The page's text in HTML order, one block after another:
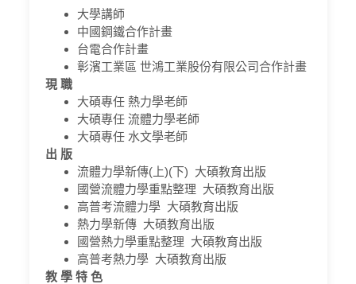
大學講師
中國鋼鐵合作計畫
台電合作計畫
彰濱工業區 世鴻工業股份有限公司合作計畫
現 職
大碩專任 熱力學老師
大碩專任 流體力學老師
大碩專任 水文學老師
出 版
流體力學新傳(上)(下) 大碩教育出版
國營流體力學重點整理 大碩教育出版
高普考流體力學 大碩教育出版
熱力學新傳 大碩教育出版
國營熱力學重點整理 大碩教育出版
高普考熱力學 大碩教育出版
教 學 特 色